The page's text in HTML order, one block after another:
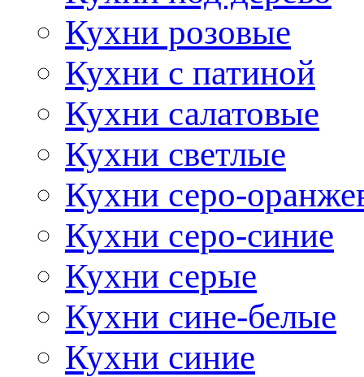
Кухни розовые
Кухни с патиной
Кухни салатовые
Кухни светлые
Кухни серо-
Кухни серо-синие
Кухни серые
Кухни сине-белые
Кухни синие